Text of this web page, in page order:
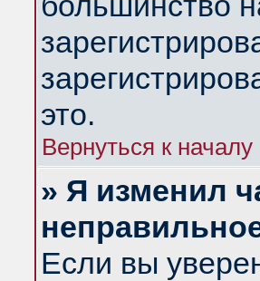
это.
Вернуться к началу
» Я изменил
Если вы